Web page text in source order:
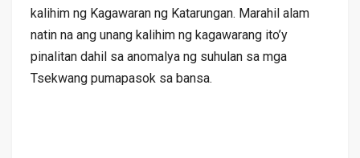
kalihim ng Kagawaran ng Katarungan. Marahil alam
natin na ang unang kalihim ng kagawarang ito’y
pinalitan dahil sa anomalya ng suhulan sa mga
Tsekwang pumapasok sa bansa.